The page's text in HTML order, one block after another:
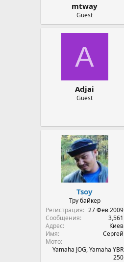
mtway
Guest
A
Adjai
Guest
Tsoy
Тру байкер
Регистрация
27 Фев 2009
Сообщения
3,561
Адрес
Киев
Имя
Сергей
Мото
Yamaha JOG, Yamaha YBR
250